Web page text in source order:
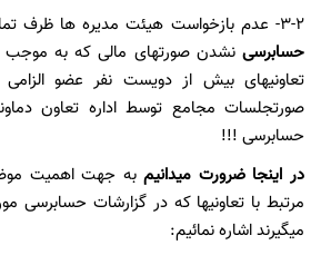
3-2- عدم بازخواست هیئت مدیره ها ظرف تمامی این پانزده سال برای
حسابرسی نشدن صورتهای مالی که به موجب
تعاونیهای بیش از دویست نفر عضو الزامی
صورتجلسات مجامع توسط اداره تعاون
حسابرسی !!!
در اینجا ضرورت می­دانیمبه جهت اهمیت
مرتبط با تعاونیها که در گزارشات حسابرسی
می­گیرند اشاره نمائیم: